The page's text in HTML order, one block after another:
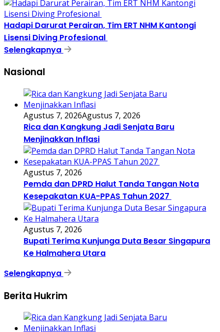
Hadapi Darurat Perairan, Tim ERT NHM Kantongi
Lisensi Diving Profesional
Selengkapnya
Nasional
Agustus 7, 2026Agustus 7, 2026
Rica dan Kangkung Jadi Senjata Baru
Menjinakkan Inflasi
Agustus 7, 2026
Pemda dan DPRD Halut Tanda Tangan Nota
Kesepakatan KUA-PPAS Tahun 2027
Agustus 7, 2026
Bupati Terima Kunjunga Duta Besar Singapura
Ke Halmahera Utara
Selengkapnya
Berita Hukrim